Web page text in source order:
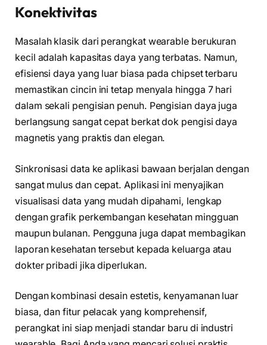
Konektivitas
Masalah klasik dari perangkat wearable berukuran
kecil adalah kapasitas daya yang terbatas. Namun,
efisiensi daya yang luar biasa pada chipset terbaru
memastikan cincin ini tetap menyala hingga 7 hari
dalam sekali pengisian penuh. Pengisian daya juga
berlangsung sangat cepat berkat dok pengisi daya
magnetis yang praktis dan elegan.
Sinkronisasi data ke aplikasi bawaan berjalan dengan
sangat mulus dan cepat. Aplikasi ini menyajikan
visualisasi data yang mudah dipahami, lengkap
dengan grafik perkembangan kesehatan mingguan
maupun bulanan. Pengguna juga dapat membagikan
laporan kesehatan tersebut kepada keluarga atau
dokter pribadi jika diperlukan.
Dengan kombinasi desain estetis, kenyamanan luar
biasa, dan fitur pelacak yang komprehensif,
perangkat ini siap menjadi standar baru di industri